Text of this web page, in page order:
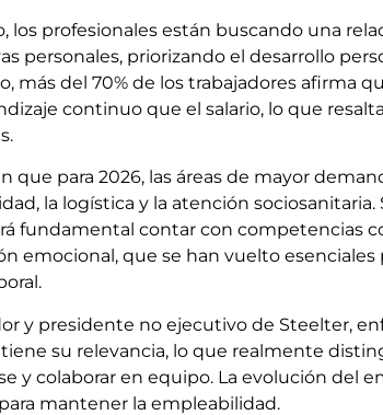
los profesionales están buscando una
personales, priorizando el desarrollo
más del 70% de los trabajadores afirma
continuo que el salario, lo que
que para 2026, las áreas de mayor
la logística y la atención sociosanitaria.
fundamental contar con competencias
emocional, que se han vuelto esenciales
y presidente no ejecutivo de Steelter,
su relevancia, lo que realmente
y colaborar en equipo. La evolución del
mantener la empleabilidad.